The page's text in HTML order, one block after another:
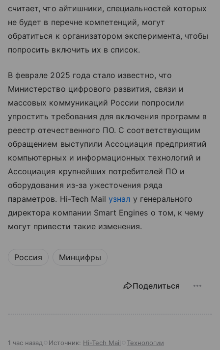
считает, что айтишники, специальностей которых
не будет в перечне компетенций, могут
обратиться к организатором эксперимента, чтобы
попросить включить их в список.
В феврале 2025 года стало известно, что
Министерство цифрового развития, связи и
массовых коммуникаций России попросили
упростить требования для включения программ в
реестр отечественного ПО. С соответствующим
обращением выступили Ассоциация предприятий
компьютерных и информационных технологий и
Ассоциация крупнейших потребителей ПО и
оборудования из-за ужесточения ряда
параметров. Hi-Tech Mailузнал у генерального
директора компании Smart Engines о том, к чему
могут привести такие изменения.
Россия Минцифры
Поделиться
1 час назад Источник: Hi-Tech Mail Технологии